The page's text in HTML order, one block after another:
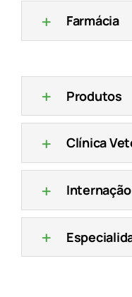
Farmácia
Produtos
Clínica